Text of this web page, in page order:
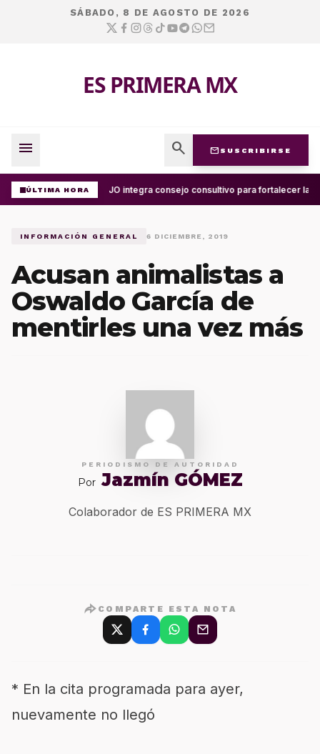
SÁBADO, 8 DE AGOSTO DE 2026
ES PRIMERA MX
menu search mail SUSCRIBIRSE
ÚLTIMA HORAUABJO integra consejo consultivo para fortalecer la
INFORMACIÓN GENERAL 6 DICIEMBRE, 2019
Acusan animalistas a
Oswaldo García de
mentirles una vez más
PERIODISMO DE AUTORIDAD
Por Jazmín GÓMEZ
Colaborador de ES PRIMERA MX
COMPARTE ESTA NOTA
* En la cita programada para ayer,
nuevamente no llegó